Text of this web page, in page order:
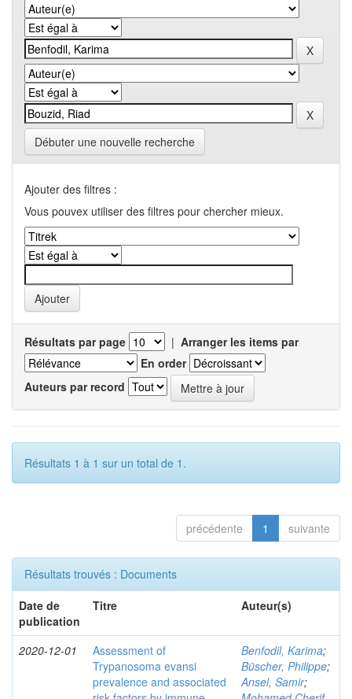
Débuter une nouvelle recherche
Ajouter des filtres :
Vous pouvex utiliser des filtres pour chercher mieux.
Résultats par page | Arranger les items par
En order
Auteurs par record
Résultats 1 à 1 sur un total de 1.
précédente 1 suivante
Résultats trouvés : Documents
Date de
publication
Titre Auteur(s)
2020-12-01
Assessment of
Trypanosoma evansi
prevalence and associated
Benfodil, Karima;
Büscher, Philippe;
Ansel, Samir;